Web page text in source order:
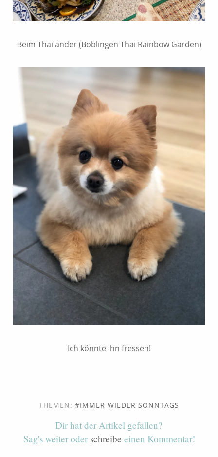
Beim Thailänder (Böblingen Thai Rainbow Garden)
Ich könnte ihn fressen!
THEMEN: IMMER WIEDER SONNTAGS
Dir hat der Artikel gefallen?
Sag's weiter oder schreibe einen Kommentar!